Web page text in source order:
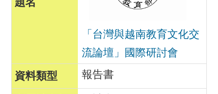
「台灣與越南教育文化交
流論壇」國際研討會
報告書